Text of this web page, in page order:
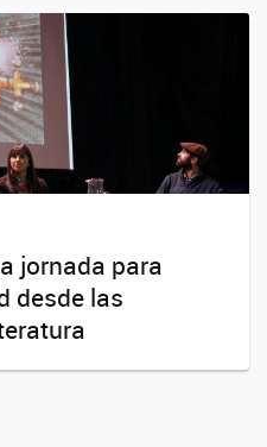
jornada para
desde las